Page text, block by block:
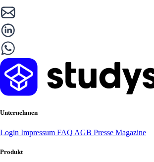
Unternehmen
Login Impressum FAQ AGB Presse Magazine
Produkt